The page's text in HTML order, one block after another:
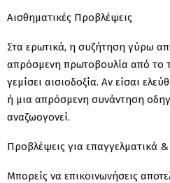
Αισθηματικές Προβλέψεις
Στα ερωτικά, η συζήτηση γύρω
απρόσμενη πρωτοβουλία από το
γεμίσει αισιοδοξία. Αν είσαι
ή μια απρόσμενη συνάντηση
αναζωογονεί.
Προβλέψεις για επαγγελματικά
Μπορείς να επικοινωνήσεις